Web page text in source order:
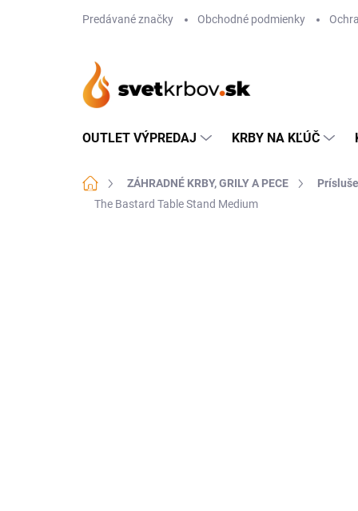
Predávané značky Obchodné podmienky
OUTLET VÝPREDAJ KRBY NA KĽÚČ
DomovZÁHRADNÉ KRBY, GRILY A PECE
The Bastard Table Stand Medium